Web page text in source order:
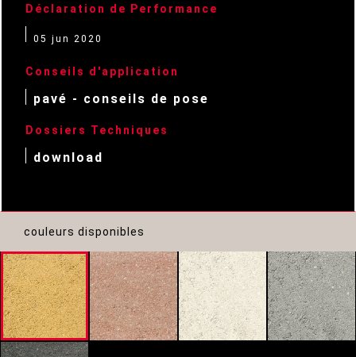
Déclaration de Performance
05 jun 2020
Conseils d'application
pavé - conseils de pose
Dossiers Techniques
download
couleurs disponibles